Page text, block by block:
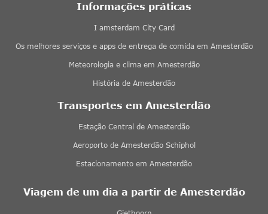
Informações práticas
I amsterdam City Card
Os melhores serviços e apps de entrega de comida em Amesterdão
Meteorologia e clima em Amesterdão
História de Amesterdão
Transportes em Amesterdão
Estação Central de Amesterdão
Aeroporto de Amesterdão Schiphol
Estacionamento em Amesterdão
Viagem de um dia a partir de Amesterdão